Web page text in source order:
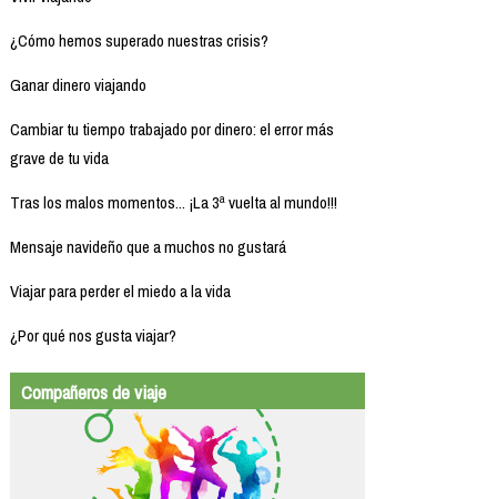
¿Cómo hemos superado nuestras crisis?
Ganar dinero viajando
Cambiar tu tiempo trabajado por dinero: el error más
grave de tu vida
Tras los malos momentos... ¡La 3ª vuelta al mundo!!!
Mensaje navideño que a muchos no gustará
Viajar para perder el miedo a la vida
¿Por qué nos gusta viajar?
Compañeros de viaje